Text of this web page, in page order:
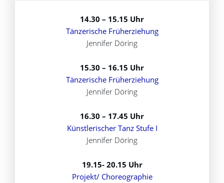
14.30 – 15.15 Uhr
Tänzerische Früherziehung
Jennifer Döring
15.30 – 16.15 Uhr
Tänzerische Früherziehung
Jennifer Döring
16.30 – 17.45 Uhr
Künstlerischer Tanz Stufe I
Jennifer Döring
19.15- 20.15 Uhr
Projekt/ Choreographie